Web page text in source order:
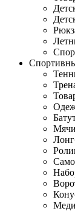
Мячи